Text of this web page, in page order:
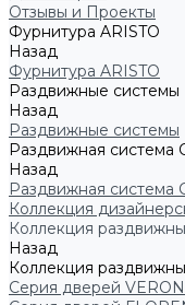
Отзывы и Проекты
Фурнитура ARISTO
Назад
Фурнитура ARISTO
Раздвижные системы
Назад
Раздвижные системы
Раздвижная система
Назад
Раздвижная система
Коллекция
Коллекция
Назад
Коллекция
Серия дверей